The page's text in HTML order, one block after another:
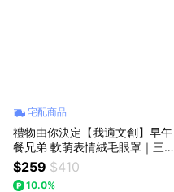
宅配商品
禮物由你決定【我適文創】早午
餐兄弟 軟萌表情絨毛眼罩｜三種
款式
$259 $410
10.0%